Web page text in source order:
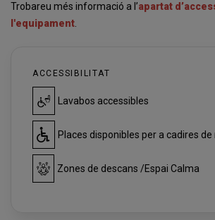
Trobareu més informació a l’apartat
l'equipament
ACCESSIBILITAT
Lavabos accessibles
Places disponibles per a cadires de
Zones de descans /Espai Calma